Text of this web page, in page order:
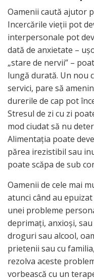
Oamenii caută ajutor
Incercările vieţii pot
interpersonale pot
dată de anxietate –
„stare de nervii” –
lungă durată. Un nou
servici, pare să
durerile de cap pot
Stresul de zi cu zi
mod ciudat să nu
Alimentaţia poate
părea irezistibil sau
poate scăpa de sub
Oamenii de cele mai
atunci când au
unei probleme
deprimaţi, anxioşi,
droguri sau alcool,
prietenii sau cu
rezolva aceste
vorbească cu un